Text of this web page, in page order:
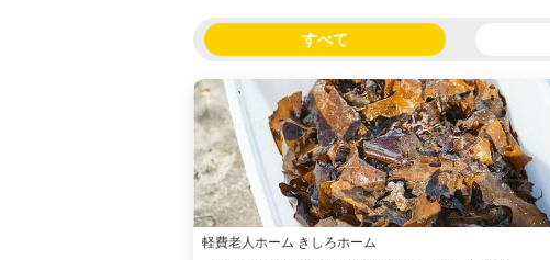
すべて
軽費老人ホーム きしろホーム